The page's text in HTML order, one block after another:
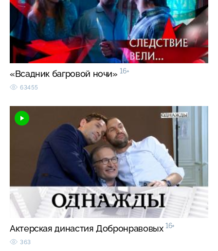
«Всадник багровой ночи» 16+
63455
Актерская династия Добронравовых 16+
363